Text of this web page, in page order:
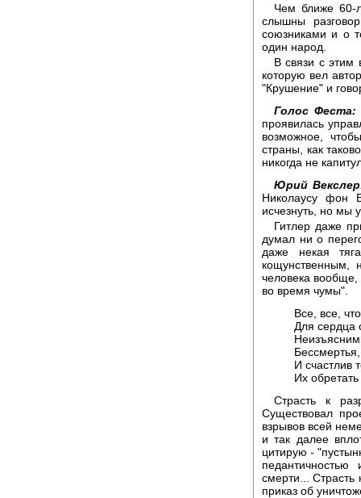
Чем ближе 60-
слышны
союзниками и о
один народ.
В связи с этим
которую вел
"Крушение" и
Голос Феста:
проявилась
возможное,
страны, как
никогда не
Юрий
Николаусу фон
исчезнуть, но мы
Гитлер даже
думал ни о
даже некая
кощунственным,
человека вообще,
во время чумы".
Все, все,
Для сердца
И счастлив
Их
Страсть к
Существовал
взрывов всей
и так далее
цитирую -
смерти...
приказ об